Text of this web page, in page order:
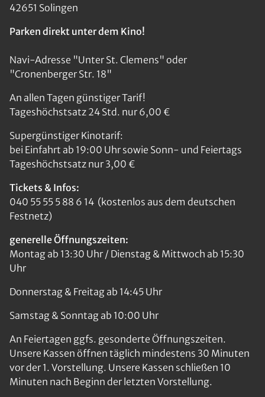
42651 Solingen
Parken direkt unter dem Kino!
Navi-Adresse "Unter St. Clemens" oder
"Cronenberger Str. 18"
An allen Tagen günstiger Tarif!
Tageshöchstsatz 24 Std. nur 6,00 €
Supergünstiger Kinotarif:
bei Einfahrt ab 19:00 Uhr sowie Sonn- und Feiertags
Tageshöchstsatz nur 3,00 €
Tickets & Infos:
040 55 55 5 88 6 14 (kostenlos aus dem deutschen
Festnetz)
generelle Öffnungszeiten:
Montag ab 13:30 Uhr / Dienstag & Mittwoch ab 15:30
Uhr
Donnerstag & Freitag ab 14:45 Uhr
Samstag & Sonntag ab 10:00 Uhr
An Feiertagen ggfs. gesonderte Öffnungszeiten.
Unsere Kassen öffnen täglich mindestens 30 Minuten
vor der 1. Vorstellung. Unsere Kassen schließen 10
Minuten nach Beginn der letzten Vorstellung.